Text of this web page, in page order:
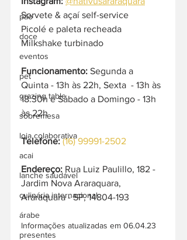
pão
doce
eventos
pet
grazing table
sobremesa
loja colaborativa
acai
lanche saudável
culinária internacional
árabe
presentes
Sorvete & açaí self-service
Picolé e paleta recheada
Milkshake turbinado
Funcionamento: Segunda a
Quinta - 13h às 22h, Sexta  - 13h às
18:30h e Sábado a Domingo - 13h
às 22h
Telefone: (16) 99991-2502
Endereço: Rua Luiz Paulillo, 182 -
Jardim Nova Araraquara,
Araraquara - SP, 14804-193
Informações atualizadas em 06.04.23